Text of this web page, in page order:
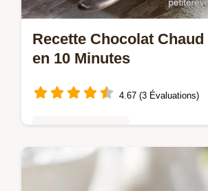
Recette Chocolat
en 10 Minutes
4.67 (3 Évaluations)
Découvrez la meilleure recette
chaud maison, épaisse et